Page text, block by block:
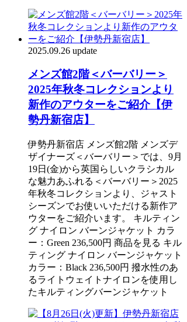
2025.09.26 update
メンズ館2階＜バーバリー＞
2025年秋冬コレクションより
新作のアウターをご紹介【伊
勢丹新宿店】
伊勢丹新宿店 メンズ館2階 メンズデ
ザイナーズ＜バーバリー＞では、9月
19日(金)から英国らしいクラシカル
な魅力あふれる＜バーバリー＞2025
年秋冬コレクションより、ジャスト
シーズンでお使いいただける新作ア
ウターをご紹介います。 キルティン
グ ナイロン バーンジャケット カラ
ー：Green 236,500円 商品を見る キル
ティング ナイロン バーンジャケット
カラー：Black 236,500円 撥水性のあ
るライトウェイトナイロンを使用し
たキルティングバーンジャケット